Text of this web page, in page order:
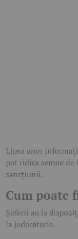
Lipsa unor
pot ridica semne
sancțiunii.
Cum poate
Șoferii au la
la judecătorie.